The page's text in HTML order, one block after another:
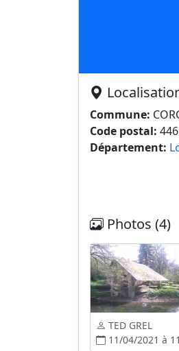
Commune:
Code postal:
Département:
Photos (4)
TED GREL
11/04/2021 à